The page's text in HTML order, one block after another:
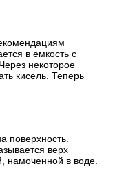
в емкость с
некоторое
кисель. Теперь
поверхность.
верх
намоченной в воде.